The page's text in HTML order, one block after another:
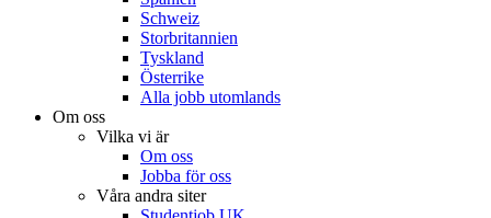
Schweiz
Storbritannien
Tyskland
Österrike
Alla jobb utomlands
Om oss
Vilka vi är
Om oss
Jobba för oss
Våra andra siter